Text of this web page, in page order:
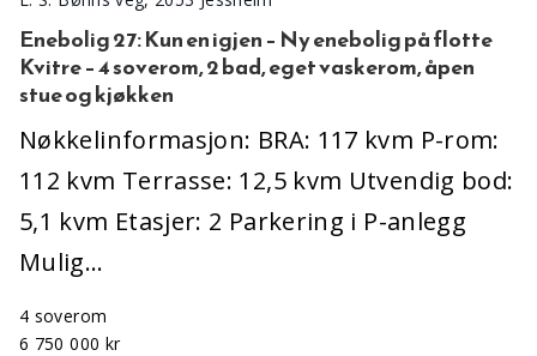
Enebolig 27: Kun en igjen – Ny enebolig på flotte
Kvitre – 4 soverom, 2 bad, eget vaskerom, åpen
stue og kjøkken
Nøkkelinformasjon: BRA: 117 kvm P-rom:
112 kvm Terrasse: 12,5 kvm Utvendig bod:
5,1 kvm Etasjer: 2 Parkering i P-anlegg
Mulig…
4 soverom
6 750 000 kr